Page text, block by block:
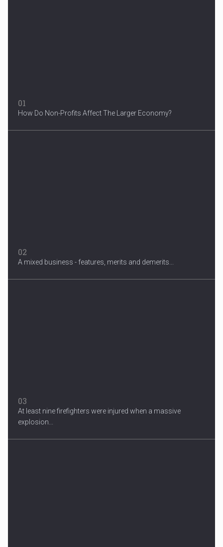
01
How Do Non-Profits Affect The Larger Economy?
02
A mixed business - features, merits and demerits...
03
At least nine firefighters were injured when a massive
explosion...